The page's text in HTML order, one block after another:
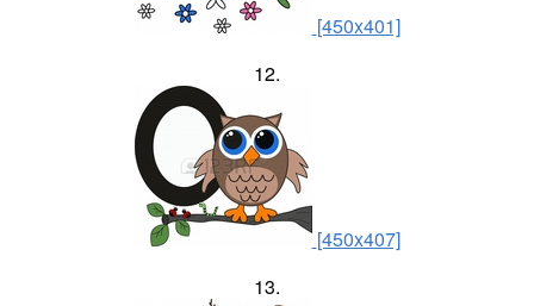
[450x401]
12.
[450x407]
13.